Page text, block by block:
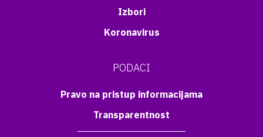
Izbori
Koronavirus
PODACI
Pravo na pristup informacijama
Transparentnost